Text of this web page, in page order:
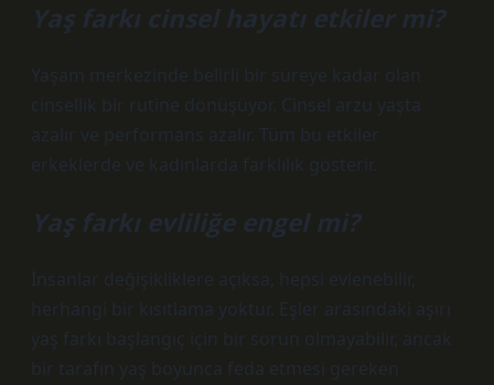
Yaş farkı cinsel hayatı etkiler mi?
Yaşam merkezinde belirli bir süreye kadar olan
cinsellik bir rutine dönüşüyor. Cinsel arzu yaşta
azalır ve performans azalır. Tüm bu etkiler
erkeklerde ve kadınlarda farklılık gösterir.
Yaş farkı evliliğe engel mi?
İnsanlar değişikliklere açıksa, hepsi evlenebilir,
herhangi bir kısıtlama yoktur. Eşler arasındaki aşırı
yaş farkı başlangıç ​​için bir sorun olmayabilir, ancak
bir tarafın yaş boyunca feda etmesi gereken